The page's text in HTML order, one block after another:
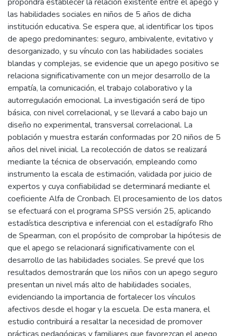
las habilidades sociales en niños de 5 años de dicha
institución educativa. Se espera que, al identificar los tipos
de apego predominantes: seguro, ambivalente, evitativo y
desorganizado, y su vínculo con las habilidades sociales
blandas y complejas, se evidencie que un apego positivo se
relaciona significativamente con un mejor desarrollo de la
empatía, la comunicación, el trabajo colaborativo y la
autorregulación emocional. La investigación será de tipo
básica, con nivel correlacional, y se llevará a cabo bajo un
diseño no experimental, transversal correlacional. La
población y muestra estarán conformadas por 20 niños de 5
años del nivel inicial. La recolección de datos se realizará
mediante la técnica de observación, empleando como
instrumento la escala de estimación, validada por juicio de
expertos y cuya confiabilidad se determinará mediante el
coeficiente Alfa de Cronbach. El procesamiento de los datos
se efectuará con el programa SPSS versión 25, aplicando
estadística descriptiva e inferencial con el estadígrafo Rho
de Spearman, con el propósito de comprobar la hipótesis de
que el apego se relacionará significativamente con el
desarrollo de las habilidades sociales. Se prevé que los
resultados demostrarán que los niños con un apego seguro
presentan un nivel más alto de habilidades sociales,
evidenciando la importancia de fortalecer los vínculos
afectivos desde el hogar y la escuela. De esta manera, el
estudio contribuirá a resaltar la necesidad de promover